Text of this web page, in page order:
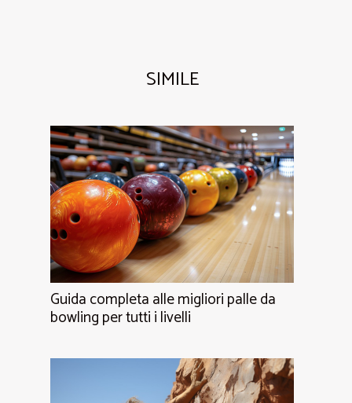
SIMILE
Guida completa alle migliori palle da
bowling per tutti i livelli